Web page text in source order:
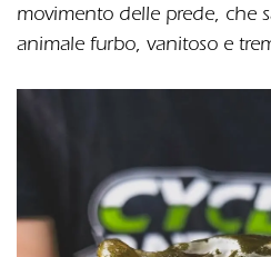
movimento delle prede, che
animale furbo, vanitoso e